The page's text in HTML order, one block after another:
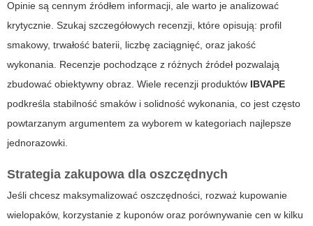
Opinie są cennym źródłem informacji, ale warto je analizować
krytycznie. Szukaj szczegółowych recenzji, które opisują: profil
smakowy, trwałość baterii, liczbę zaciągnięć, oraz jakość
wykonania. Recenzje pochodzące z różnych źródeł pozwalają
zbudować obiektywny obraz. Wiele recenzji produktów IBVAPE
podkreśla stabilność smaków i solidność wykonania, co jest często
powtarzanym argumentem za wyborem w kategoriach najlepsze
jednorazowki.
Strategia zakupowa dla oszczędnych
Jeśli chcesz maksymalizować oszczędności, rozważ kupowanie
wielopaków, korzystanie z kuponów oraz porównywanie cen w kilku